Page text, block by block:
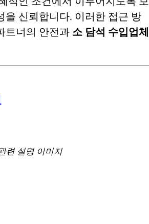
을 신뢰합니다. 이러한 접근 방
트너의 안전과 소 담석 수입업체
련 설명 이미지